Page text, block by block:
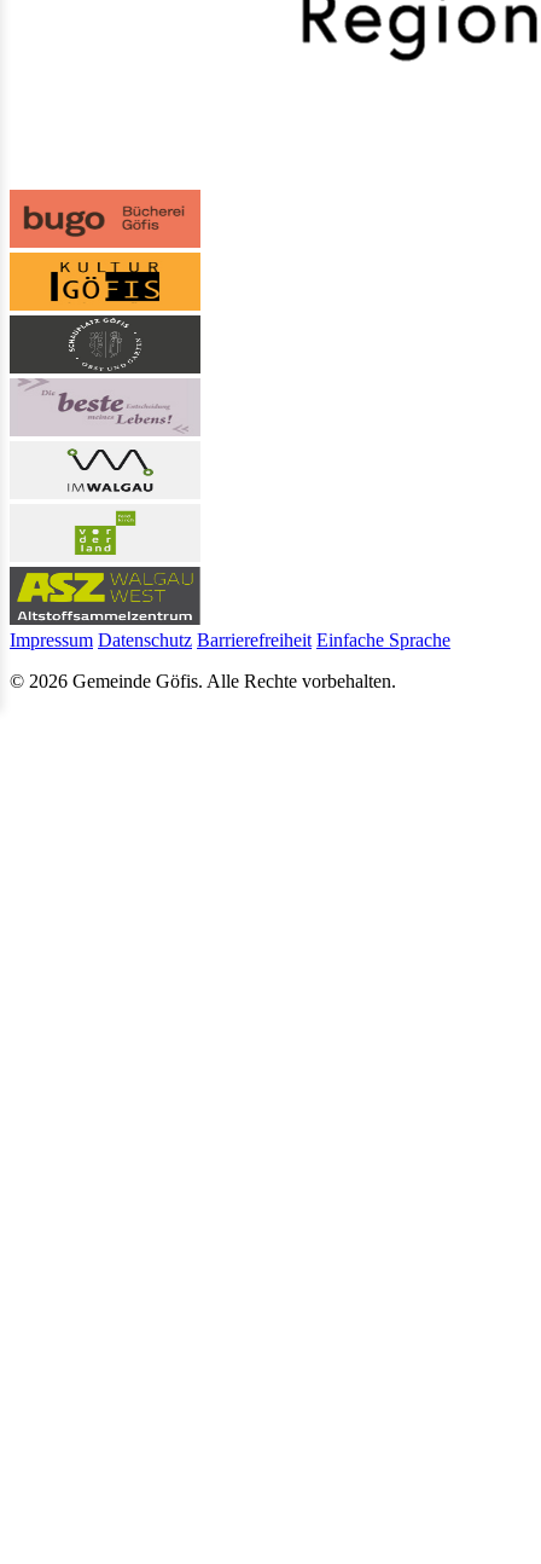
Impressum Datenschutz Barrierefreiheit Einfache Sprache
© 2026 Gemeinde Göfis. Alle Rechte vorbehalten.